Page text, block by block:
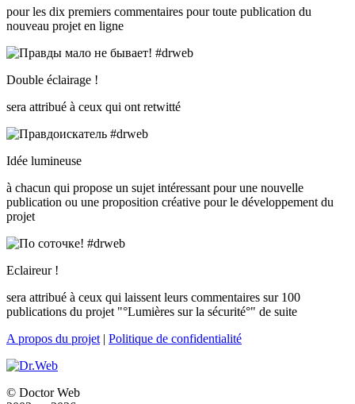
pour les dix premiers commentaires pour toute publication du
nouveau projet en ligne
Double éclairage !
sera attribué à ceux qui ont retwitté
Idée lumineuse
à chacun qui propose un sujet intéressant pour une nouvelle
publication ou une proposition créative pour le développement du
projet
Eclaireur !
sera attribué à ceux qui laissent leurs commentaires sur 100
publications du projet "°Lumières sur la sécurité°" de suite
A propos du projet | Politique de confidentialité
© Doctor Web